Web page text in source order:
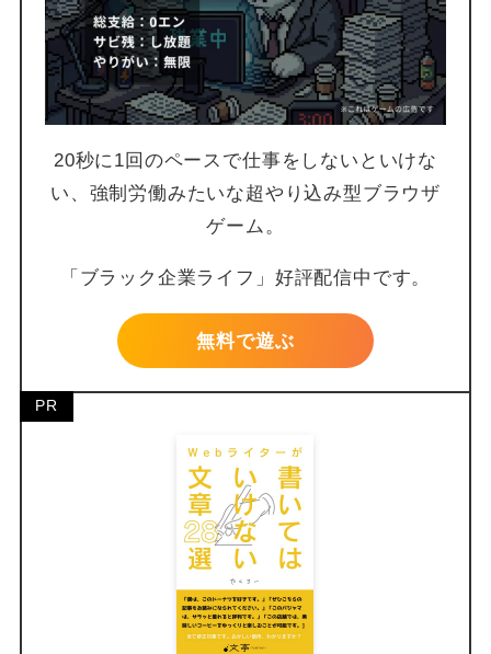
20秒に1回のペースで仕事をしないといけな
い、強制労働みたいな超やり込み型ブラウザ
ゲーム。
「ブラック企業ライフ」好評配信中です。
無料で遊ぶ
PR